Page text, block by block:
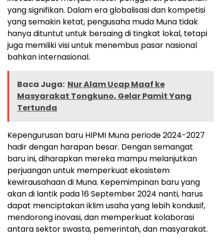
yang signifikan. Dalam era globalisasi dan kompetisi
yang semakin ketat, pengusaha muda Muna tidak
hanya dituntut untuk bersaing di tingkat lokal, tetapi
juga memiliki visi untuk menembus pasar nasional
bahkan internasional.
Baca Juga: Nur Alam Ucap Maaf ke
Masyarakat Tongkuno, Gelar Pamit Yang
Tertunda
Kepengurusan baru HIPMI Muna periode 2024-2027
hadir dengan harapan besar. Dengan semangat
baru ini, diharapkan mereka mampu melanjutkan
perjuangan untuk memperkuat ekosistem
kewirausahaan di Muna. Kepemimpinan baru yang
akan di lantik pada 16 September 2024 nanti, harus
dapat menciptakan iklim usaha yang lebih kondusif,
mendorong inovasi, dan memperkuat kolaborasi
antara sektor swasta, pemerintah, dan masyarakat.